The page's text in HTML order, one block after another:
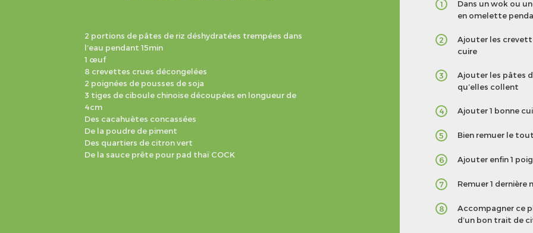
2 portions de pâtes de riz déshydratées trempées dans
l’eau pendant 15min
1 œuf
8 crevettes crues décongelées
2 poignées de pousses de soja
3 tiges de ciboule chinoise découpées en longueur de
4cm
Des cacahuètes concassées
De la poudre de piment
Des quartiers de citron vert
De la sauce prête pour pad thaï COCK
1
Dans un wok ou
en omelette
2
Ajouter les
cuire
3
Ajouter les pâtes
qu’elles collent
4 Ajouter 1 bonne
5 Bien remuer le
6 Ajouter enfin 1
7 Remuer 1 dernière
8
Accompagner ce
d’un bon trait de